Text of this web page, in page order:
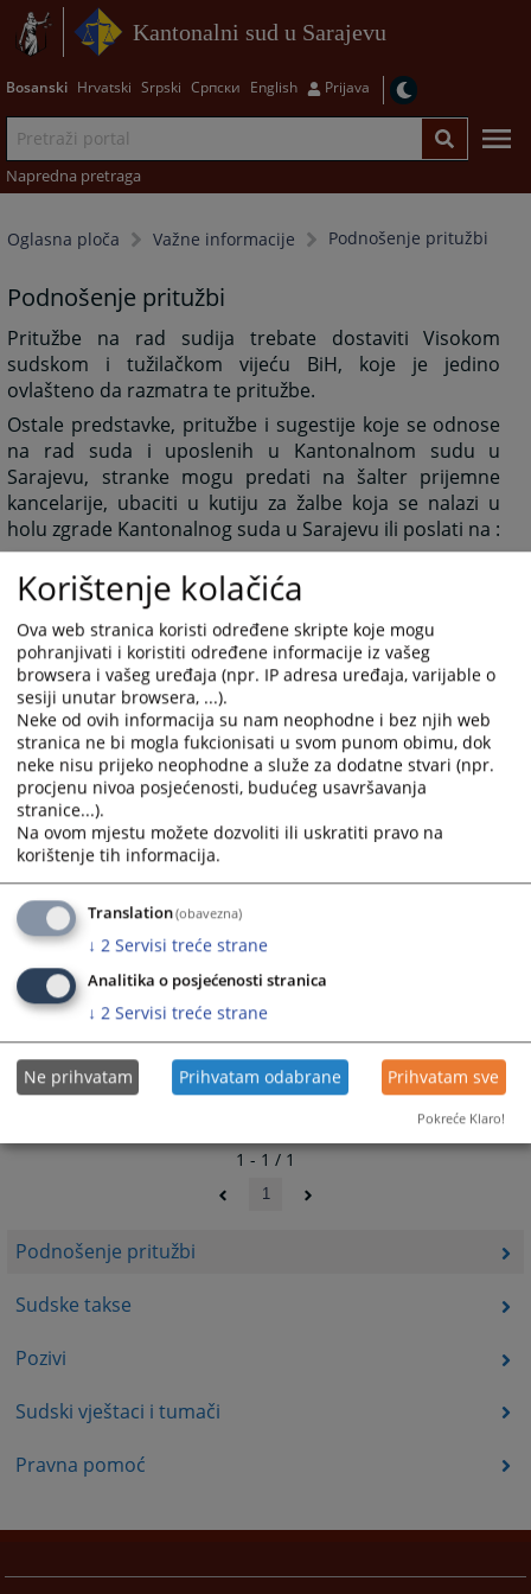
Kantonalni sud u Sarajevu
Bosanski Hrvatski Srpski Српски English Prijava
Napredna pretraga
Oglasna ploča Važne informacije Podnošenje pritužbi
Podnošenje pritužbi
Sudske takse
Pozivi
Sudski vještaci i tumači
Pravna pomoć
Podnošenje pritužbi
Pritužbe na rad sudija trebate dostaviti Visokom
sudskom i tužilačkom vijeću BiH, koje je jedino
ovlašteno da razmatra te pritužbe.
Ostale predstavke, pritužbe i sugestije koje se odnose
na rad suda i uposlenih u Kantonalnom sudu u
Sarajevu, stranke mogu predati na šalter prijemne
kancelarije, ubaciti u kutiju za žalbe koja se nalazi u
holu zgrade Kantonalnog suda u Sarajevu ili poslati na :
9404PREGLEDA
1 - 1 / 1
1
Korištenje kolačića
Ova web stranica koristi određene skripte koje mogu
pohranjivati i koristiti određene informacije iz vašeg
browsera i vašeg uređaja (npr. IP adresa uređaja, varijable o
sesiji unutar browsera, ...).
Neke od ovih informacija su nam neophodne i bez njih web
stranica ne bi mogla fukcionisati u svom punom obimu, dok
neke nisu prijeko neophodne a služe za dodatne stvari (npr.
procjenu nivoa posjećenosti, budućeg usavršavanja
stranice...).
Na ovom mjestu možete dozvoliti ili uskratiti pravo na
korištenje tih informacija.
Translation(obavezna)
↓ 2 Servisi treće strane
Analitika o posjećenosti stranica
↓ 2 Servisi treće strane
Ne prihvatam Prihvatam odabrane Prihvatam sve
Pokreće Klaro!